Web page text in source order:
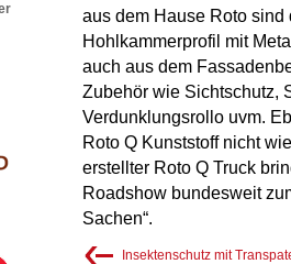
aus dem Hause Roto
Hohlkammerprofil mit
auch aus dem
Zubehör wie Sichtschutz,
Verdunklungsrollo uvm.
Roto Q Kunststoff nicht
erstellter Roto Q Truck
Roadshow bundesweit
Sachen“.
Insektenschutz mit